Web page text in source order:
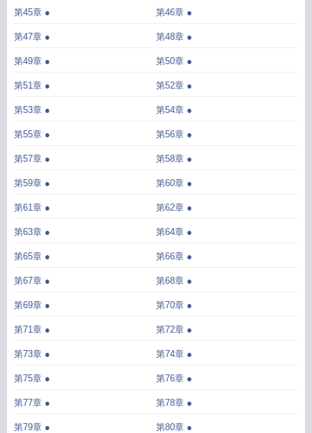
第45章 ● 第46章 ●
第47章 ● 第48章 ●
第49章 ● 第50章 ●
第51章 ● 第52章 ●
第53章 ● 第54章 ●
第55章 ● 第56章 ●
第57章 ● 第58章 ●
第59章 ● 第60章 ●
第61章 ● 第62章 ●
第63章 ● 第64章 ●
第65章 ● 第66章 ●
第67章 ● 第68章 ●
第69章 ● 第70章 ●
第71章 ● 第72章 ●
第73章 ● 第74章 ●
第75章 ● 第76章 ●
第77章 ● 第78章 ●
第79章 ● 第80章 ●